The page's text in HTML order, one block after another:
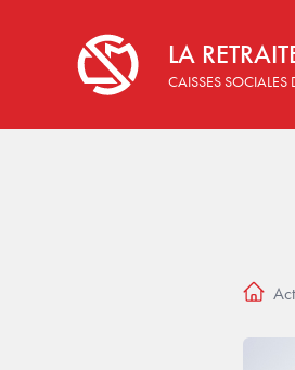
La retraite à monaco
LA
CAISSES